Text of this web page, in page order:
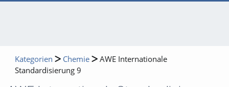
Kategorien Chemie
AWE Internationale
Standardisierung 9